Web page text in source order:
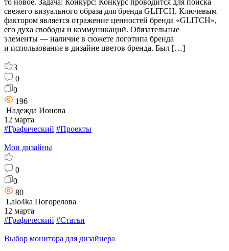
то новое. Задача: Конкурс: Конкурс проводится для поиска
свежего визуального образа для бренда GLITCH. Ключевым
фактором является отражение ценностей бренда «GLITCH»,
его духа свободы и коммуникаций. Обязательные
элементы — наличие в сюжете логотипа бренда
и использование в дизайне цветов бренда. Был […]
3
0
0
196
Надежда Ионова
12 марта
#Графический #Проекты
Мои дизайны
0
0
80
Lalo4ka Погорелова
12 марта
#Графический #Статьи
Выбор монитора для дизайнера